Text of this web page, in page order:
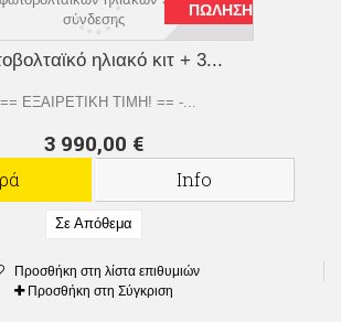
ΠΏΛΗΣΗ!
ηλιακό κιτ + 3...
ΕΞΑΙΡΕΤΙΚΗ ΤΙΜΗ! == -...
3 990,00 €
Info
Σε Απόθεμα
Προσθήκη στη λίστα επιθυμιών
Προσθήκη στη Σύγκριση